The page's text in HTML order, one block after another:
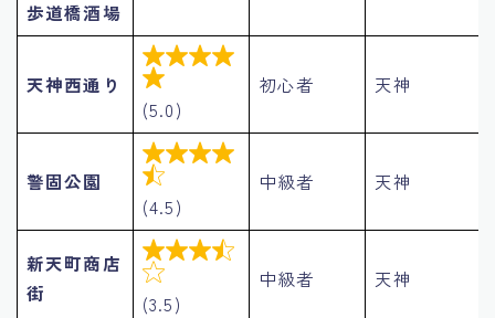
歩道橋酒場
天神西通り


(5.0)
初心者 天神
警固公園


(4.5)
中級者 天神
新天町商店
街


(3.5)
中級者 天神